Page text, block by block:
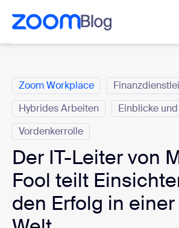
wechseln
Chat wechseln
Zoom Workplace
Hybrides Arbeiten
Einblicke
Vordenkerrolle
Der IT-Leiter von
Fool teilt
den Erfolg in